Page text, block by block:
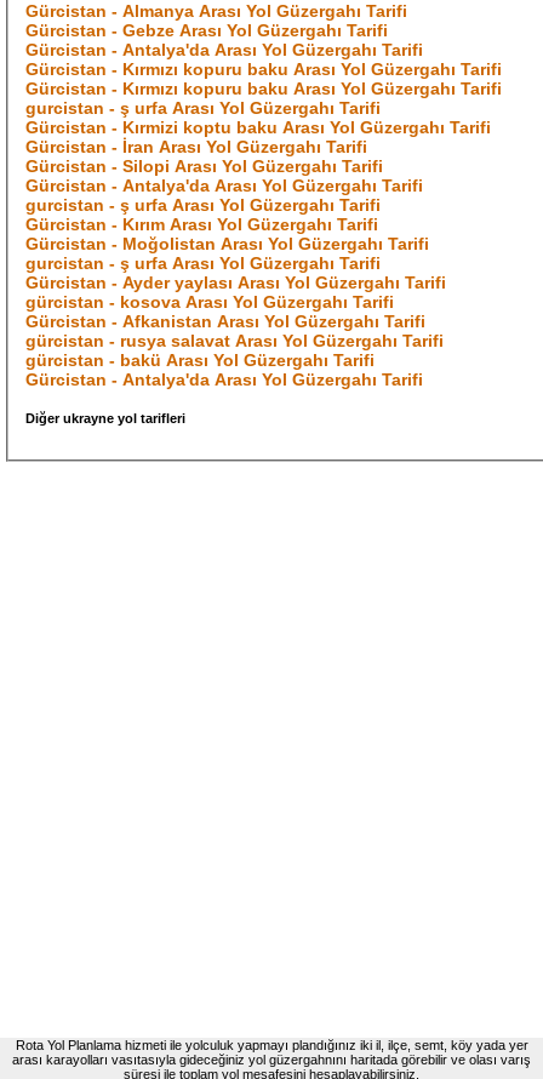
Gürcistan - Almanya Arası Yol Güzergahı Tarifi
Gürcistan - Gebze Arası Yol Güzergahı Tarifi
Gürcistan - Antalya'da Arası Yol Güzergahı Tarifi
Gürcistan - Kırmızı kopuru baku Arası Yol Güzergahı Tarifi
Gürcistan - Kırmızı kopuru baku Arası Yol Güzergahı Tarifi
gurcistan - ş urfa Arası Yol Güzergahı Tarifi
Gürcistan - Kırmizi koptu baku Arası Yol Güzergahı Tarifi
Gürcistan - İran Arası Yol Güzergahı Tarifi
Gürcistan - Silopi Arası Yol Güzergahı Tarifi
Gürcistan - Antalya'da Arası Yol Güzergahı Tarifi
gurcistan - ş urfa Arası Yol Güzergahı Tarifi
Gürcistan - Kırım Arası Yol Güzergahı Tarifi
Gürcistan - Moğolistan Arası Yol Güzergahı Tarifi
gurcistan - ş urfa Arası Yol Güzergahı Tarifi
Gürcistan - Ayder yaylası Arası Yol Güzergahı Tarifi
gürcistan - kosova Arası Yol Güzergahı Tarifi
Gürcistan - Afkanistan Arası Yol Güzergahı Tarifi
gürcistan - rusya salavat Arası Yol Güzergahı Tarifi
gürcistan - bakü Arası Yol Güzergahı Tarifi
Gürcistan - Antalya'da Arası Yol Güzergahı Tarifi
Diğer ukrayne yol tarifleri
Rota Yol Planlama hizmeti ile yolculuk yapmayı plandığınız iki il, ilçe, semt, köy yada yer
arası karayolları vasıtasıyla gideceğiniz yol güzergahnını haritada görebilir ve olası varış
süresi ile toplam yol mesafesini hesaplayabilirsiniz.